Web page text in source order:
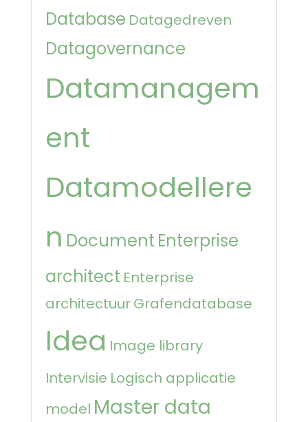
Database Datagedreven
Datagovernance
Datamanagem
ent
Datamodellere
n Document Enterprise
architect Enterprise
architectuurGrafendatabase
Idea Image library
Intervisie Logisch applicatie
model Master data